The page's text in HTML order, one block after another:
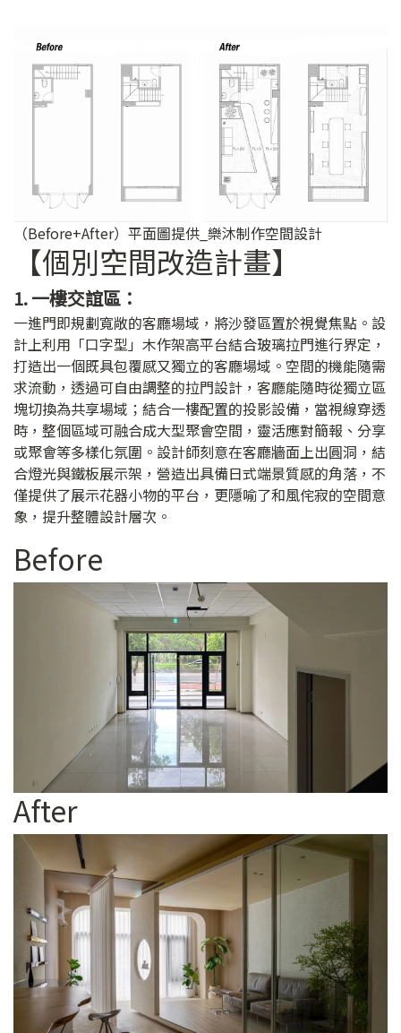
（Before+After）平面圖提供_樂沐制作空間設計
【個別空間改造計畫】
1. 一樓交誼區：
一進門即規劃寬敞的客廳場域，將沙發區置於視覺焦點。設
計上利用「口字型」木作架高平台結合玻璃拉門進行界定，
打造出一個既具包覆感又獨立的客廳場域。空間的機能隨需
求流動，透過可自由調整的拉門設計，客廳能隨時從獨立區
塊切換為共享場域；結合一樓配置的投影設備，當視線穿透
時，整個區域可融合成大型聚會空間，靈活應對簡報、分享
或聚會等多樣化氛圍。設計師刻意在客廳牆面上出圓洞，結
合燈光與鐵板展示架，營造出具備日式端景質感的角落，不
僅提供了展示花器小物的平台，更隱喻了和風侘寂的空間意
象，提升整體設計層次。
Before
After